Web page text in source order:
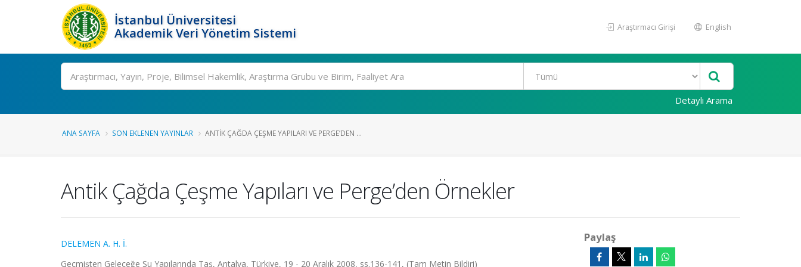
İstanbul Üniversitesi
Akademik Veri Yönetim Sistemi
Araştırmacı Girişi English
Ara
Detaylı Arama
ANA SAYFA SON EKLENEN YAYINLAR ANTIK ÇAĞDA ÇEŞME YAPILARI VE PERGE’DEN ...
Antik Çağda Çeşme Yapıları ve Perge’den Örnekler
DELEMEN A. H. İ.
Geçmişten Geleceğe Su Yapılarında Taş, Antalya, Türkiye, 19 - 20 Aralık 2008, ss.136-141, (Tam Metin Bildiri)
Paylaş